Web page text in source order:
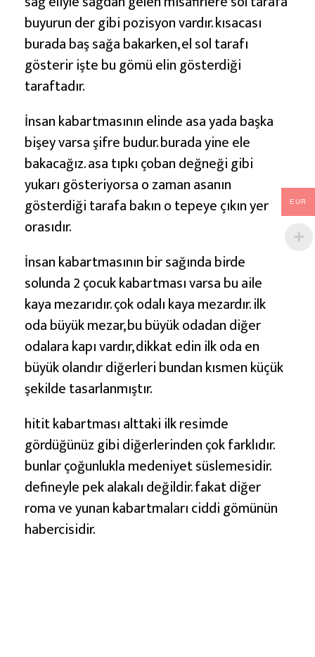
buyurun der gibi pozisyon vardır. kısacası
burada baş sağa bakarken, el sol tarafı
gösterir işte bu gömü elin gösterdiği
taraftadır.
İnsan kabartmasının elinde asa yada başka
bişey varsa şifre budur. burada yine ele
bakacağız. asa tıpkı çoban değneği gibi
yukarı gösteriyorsa o zaman asanın
gösterdiği tarafa bakın o tepeye çıkın yer
orasıdır.
İnsan kabartmasının bir sağında birde
solunda 2 çocuk kabartması varsa bu aile
kaya mezarıdır. çok odalı kaya mezardır. ilk
oda büyük mezar, bu büyük odadan diğer
odalara kapı vardır, dikkat edin ilk oda en
büyük olandır diğerleri bundan kısmen küçük
şekilde tasarlanmıştır.
hitit kabartması alttaki ilk resimde
gördüğünüz gibi diğerlerinden çok farklıdır.
bunlar çoğunlukla medeniyet süslemesidir.
defineyle pek alakalı değildir. fakat diğer
roma ve yunan kabartmaları ciddi gömünün
habercisidir.
EUR